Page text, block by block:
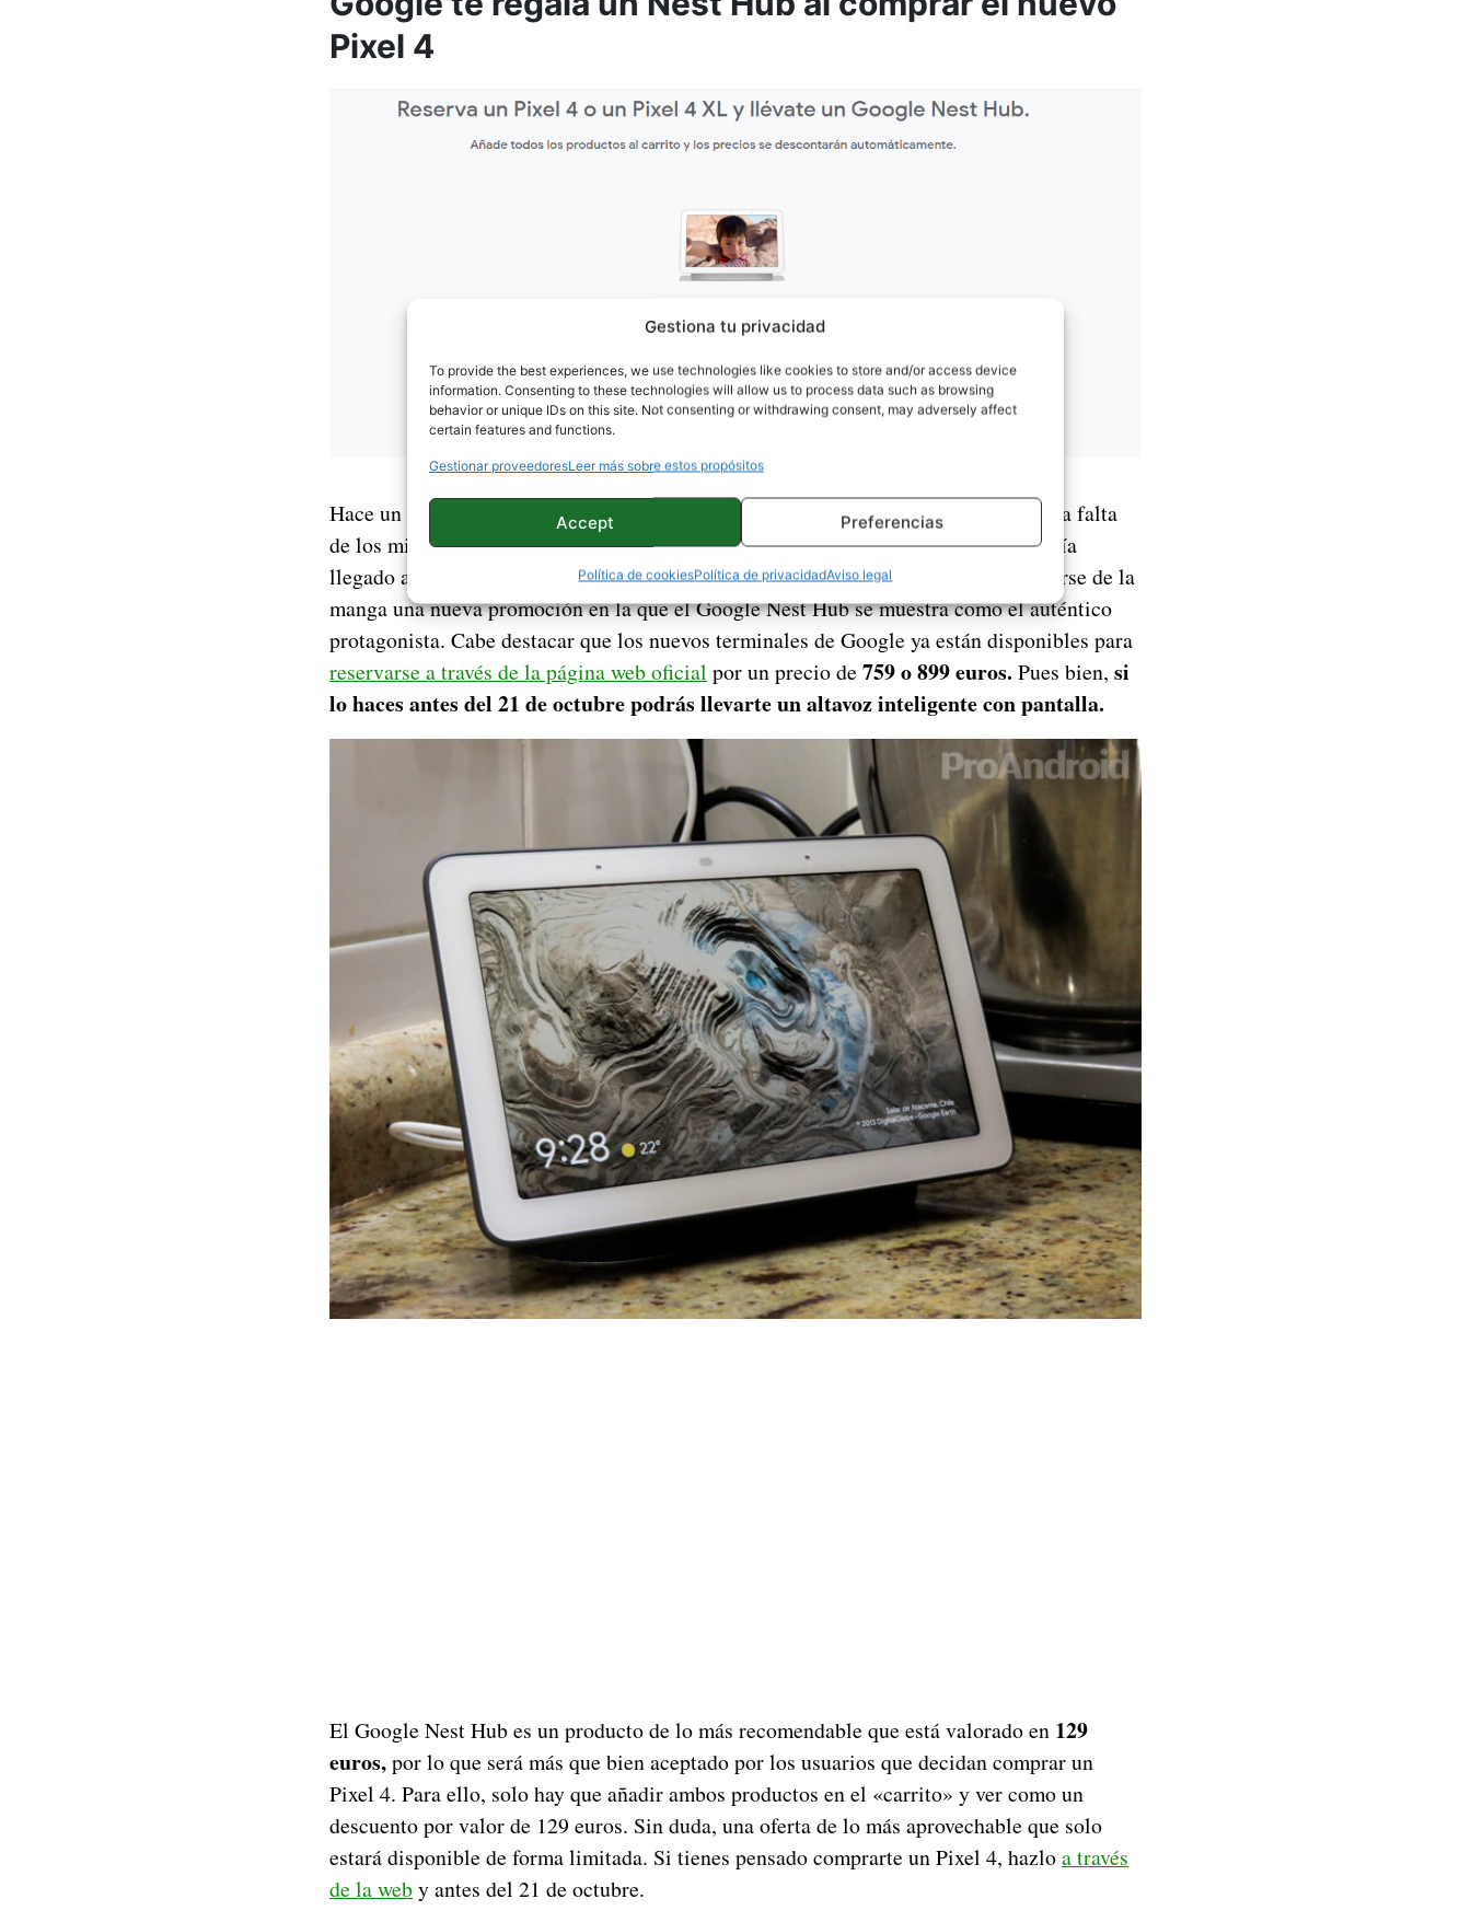
Gestiona tu privacidad
To provide the best experiences, we use technologies like cookies to store and/or access device
information. Consenting to these technologies will allow us to process data such as browsing
behavior or unique IDs on this site. Not consenting or withdrawing consent, may adversely affect
certain features and functions.
Gestionar proveedoresLeer más sobre estos propósitos
Accept Preferencias
Política de cookiesPolítica de privacidadAviso legal
Pixel 4
Hace un momento hablábamos de los accesorios que acompañaban a los Pixel 4 y la falta
de los mismos en una caja que venía demasiado vacía para el precio por el que había
llegado al mercado. Sin embargo, la compañía de Mountain View ha decidido sacarse de la
manga una nueva promoción en la que el Google Nest Hub se muestra como el auténtico
protagonista. Cabe destacar que los nuevos terminales de Google ya están disponibles para
reservarse a través de la página web oficial por un precio de 759 o 899 euros. Pues bien, si
lo haces antes del 21 de octubre podrás llevarte un altavoz inteligente con pantalla.
El Google Nest Hub es un producto de lo más recomendable que está valorado en 129
euros,por lo que será más que bien aceptado por los usuarios que decidan comprar un
Pixel 4. Para ello, solo hay que añadir ambos productos en el «carrito» y ver como un
descuento por valor de 129 euros. Sin duda, una oferta de lo más aprovechable que solo
estará disponible de forma limitada. Si tienes pensado comprarte un Pixel 4, hazloa través
de la weby antes del 21 de octubre.